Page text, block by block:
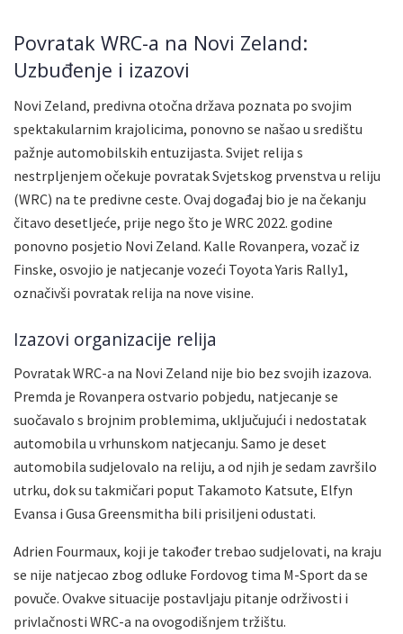
Povratak WRC-a na Novi Zeland:
Uzbuđenje i izazovi
Novi Zeland, predivna otočna država poznata po svojim
spektakularnim krajolicima, ponovno se našao u središtu
pažnje automobilskih entuzijasta. Svijet relija s
nestrpljenjem očekuje povratak Svjetskog prvenstva u reliju
(WRC) na te predivne ceste. Ovaj događaj bio je na čekanju
čitavo desetljeće, prije nego što je WRC 2022. godine
ponovno posjetio Novi Zeland. Kalle Rovanpera, vozač iz
Finske, osvojio je natjecanje vozeći Toyota Yaris Rally1,
označivši povratak relija na nove visine.
Izazovi organizacije relija
Povratak WRC-a na Novi Zeland nije bio bez svojih izazova.
Premda je Rovanpera ostvario pobjedu, natjecanje se
suočavalo s brojnim problemima, uključujući i nedostatak
automobila u vrhunskom natjecanju. Samo je deset
automobila sudjelovalo na reliju, a od njih je sedam završilo
utrku, dok su takmičari poput Takamoto Katsute, Elfyn
Evansa i Gusa Greensmitha bili prisiljeni odustati.
Adrien Fourmaux, koji je također trebao sudjelovati, na kraju
se nije natjecao zbog odluke Fordovog tima M-Sport da se
povuče. Ovakve situacije postavljaju pitanje održivosti i
privlačnosti WRC-a na ovogodišnjem tržištu.